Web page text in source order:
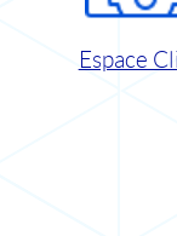
Espace